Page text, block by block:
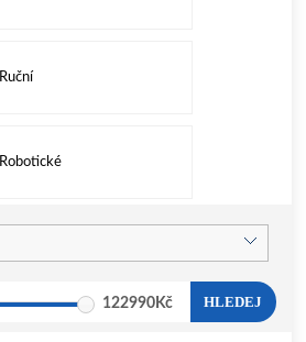
Ruční
Robotické
122990 Kč HLEDEJ